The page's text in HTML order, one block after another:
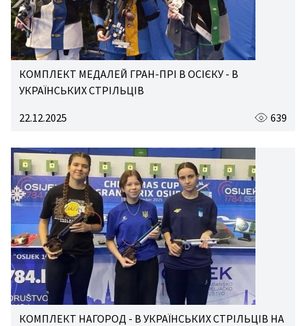
КОМПЛЕКТ МЕДАЛЕЙ ГРАН-ПРІ В ОСІЄКУ - В
УКРАЇНСЬКИХ СТРІЛЬЦІВ
22.12.2025
639
КОМПЛЕКТ НАГОРОД - В УКРАЇНСЬКИХ СТРІЛЬЦІВ НА